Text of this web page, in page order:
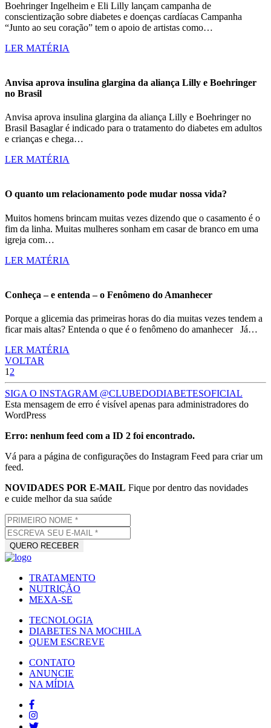
Boehringer Ingelheim e Eli Lilly lançam campanha de
conscientização sobre diabetes e doenças cardíacas Campanha
“Junto ao seu coração” tem o apoio de artistas como…
LER MATÉRIA
Anvisa aprova insulina glargina da aliança Lilly e Boehringer
no Brasil
Anvisa aprova insulina glargina da aliança Lilly e Boehringer no
Brasil Basaglar é indicado para o tratamento do diabetes em adultos
e crianças e chega…
LER MATÉRIA
O quanto um relacionamento pode mudar nossa vida?
Muitos homens brincam muitas vezes dizendo que o casamento é o
fim da linha. Muitas mulheres sonham em casar de branco em uma
igreja com…
LER MATÉRIA
Conheça – e entenda – o Fenômeno do Amanhecer
Porque a glicemia das primeiras horas do dia muitas vezes tendem a
ficar mais altas? Entenda o que é o fenômeno do amanhecer Já…
LER MATÉRIA
VOLTAR
1 2
SIGA O INSTAGRAM @CLUBEDODIABETESOFICIAL
Esta mensagem de erro é visível apenas para administradores do
WordPress
Erro: nenhum feed com a ID 2 foi encontrado.
Vá para a página de configurações do Instagram Feed para criar um
feed.
NOVIDADES POR E-MAIL Fique por dentro das novidades
e cuide melhor da sua saúde
TRATAMENTO
NUTRIÇÃO
MEXA-SE
TECNOLOGIA
DIABETES NA MOCHILA
QUEM ESCREVE
CONTATO
ANUNCIE
NA MÍDIA